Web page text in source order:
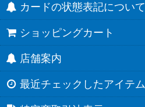
カードの状態表記について
ショッピングカート
店舗案内
最近チェックしたアイテム